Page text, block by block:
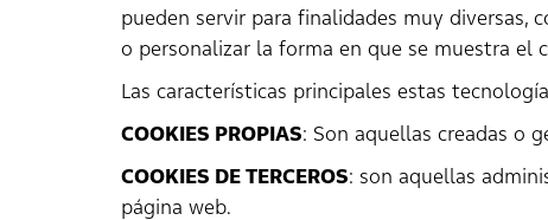
pueden servir para finalidades muy diversas,
o personalizar la forma en que se muestra el
Las características principales estas
COOKIES PROPIAS: Son aquellas creadas o
COOKIES DE TERCEROS: son aquellas
página web.